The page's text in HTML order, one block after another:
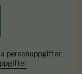
personuppgifter.